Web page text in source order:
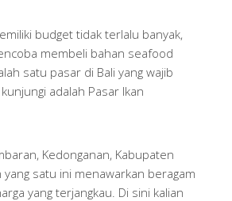
budget tidak terlalu banyak,
membeli bahan seafood
satu pasar di Bali yang wajib
adalah Pasar Ikan
Kedonganan, Kabupaten
yang satu ini menawarkan beragam
yang terjangkau. Di sini kalian